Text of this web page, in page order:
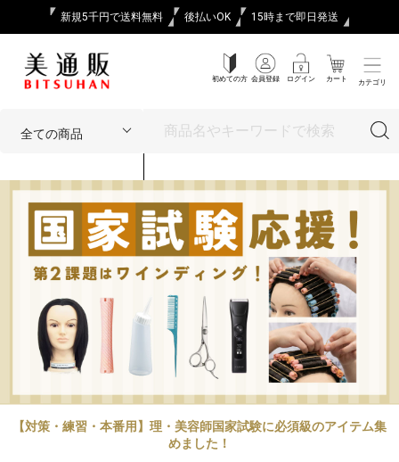
新規5千円で送料無料 後払いOK 15時まで即日発送
初めての方 会員登録 ログイン カート カテゴリ
【対策・練習・本番用】理・美容師国家試験に必須級のアイテム集
めました！